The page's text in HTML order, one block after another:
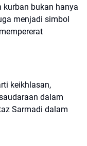
bukan hanya
menjadi simbol
keikhlasan,
dalam
Sarmadi dalam